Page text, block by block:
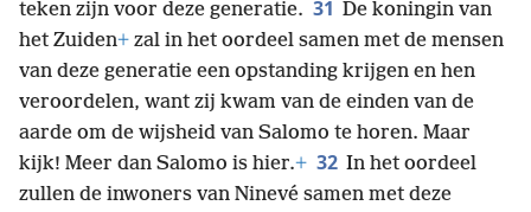
teken zijn voor deze generatie. 31 De koningin van
het Zuiden+ zal in het oordeel samen met de mensen
van deze generatie een opstanding krijgen en hen
veroordelen, want zij kwam van de einden van de
aarde om de wijsheid van Salomo te horen. Maar
kijk! Meer dan Salomo is hier.+ 32 In het oordeel
zullen de inwoners van Ninevé samen met deze